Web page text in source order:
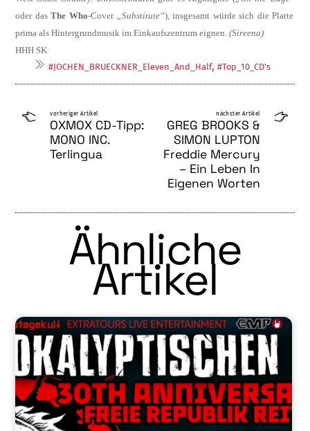
oder dasThe Who-Cover „Substitute“), insgesamt würde sich die Platte
prima als Hintergrundmusik im Einkaufszentrum eignen.(Sireena)
HHH SK
#JOCHEN_BRUECKNER_Eleven_And_Half,#Top_10_CD's
vorheriger Artikel
OXMOX CD-Tipp:
MONO INC.
Terlingua
nächster Artikel
GREG BROOKS &
SIMON LUPTON
Freddie Mercury
– Ein Leben In
Eigenen Worten
Ähnliche
Artikel